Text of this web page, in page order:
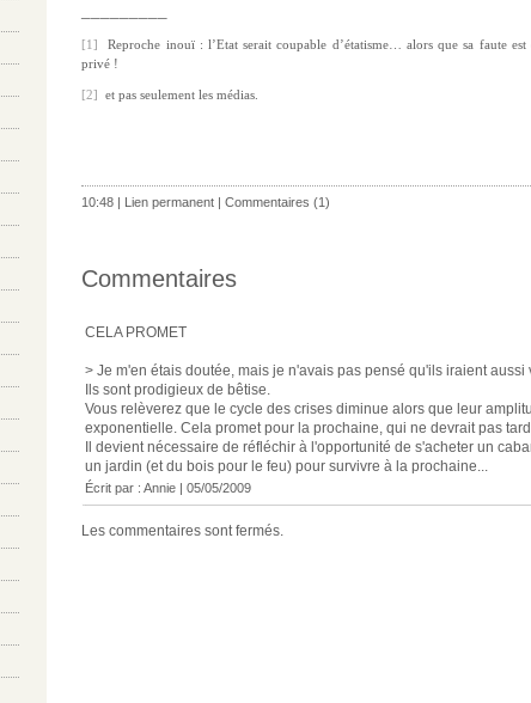
[1]
Reproche inouï : l’Etat serait coupable d’étatisme… alors que sa faute
privé !
[2] et pas seulement les médias.
10:48 | Lien permanent | Commentaires (1)
Commentaires
CELA PROMET
> Je m'en étais doutée, mais je n'avais pas pensé qu'ils iraient aussi
Ils sont prodigieux de bêtise.
Vous relèverez que le cycle des crises diminue alors que leur
exponentielle. Cela promet pour la prochaine, qui ne devrait pas
Il devient nécessaire de réfléchir à l'opportunité de s'acheter un
un jardin (et du bois pour le feu) pour survivre à la prochaine...
Écrit par : Annie | 05/05/2009
Les commentaires sont fermés.